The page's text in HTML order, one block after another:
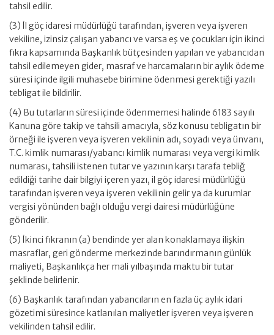
tahsil edilir.
(3) İl göç idaresi müdürlüğü tarafından, işveren veya işveren
vekiline, izinsiz çalışan yabancı ve varsa eş ve çocukları için ikinci
fıkra kapsamında Başkanlık bütçesinden yapılan ve yabancıdan
tahsil edilemeyen gider, masraf ve harcamaların bir aylık ödeme
süresi içinde ilgili muhasebe birimine ödenmesi gerektiği yazılı
tebligat ile bildirilir.
(4) Bu tutarların süresi içinde ödenmemesi halinde 6183 sayılı
Kanuna göre takip ve tahsili amacıyla, söz konusu tebligatın bir
örneği ile işveren veya işveren vekilinin adı, soyadı veya ünvanı,
T.C. kimlik numarası/yabancı kimlik numarası veya vergi kimlik
numarası, tahsili istenen tutar ve yazının karşı tarafa tebliğ
edildiği tarihe dair bilgiyi içeren yazı, il göç idaresi müdürlüğü
tarafından işveren veya işveren vekilinin gelir ya da kurumlar
vergisi yönünden bağlı olduğu vergi dairesi müdürlüğüne
gönderilir.
(5) İkinci fıkranın (a) bendinde yer alan konaklamaya ilişkin
masraflar, geri gönderme merkezinde barındırmanın günlük
maliyeti, Başkanlıkça her mali yılbaşında maktu bir tutar
şeklinde belirlenir.
(6) Başkanlık tarafından yabancıların en fazla üç aylık idari
gözetimi süresince katlanılan maliyetler işveren veya işveren
vekilinden tahsil edilir.